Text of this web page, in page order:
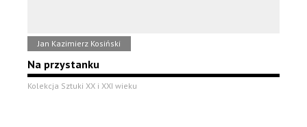
Jan Kazimierz Kosiński
Na przystanku
Kolekcja Sztuki XX i XXI wieku